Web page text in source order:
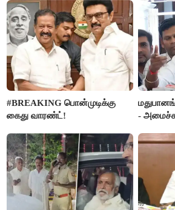
#BREAKING பொன்முடிக்கு
கைது வாரண்ட்!
-